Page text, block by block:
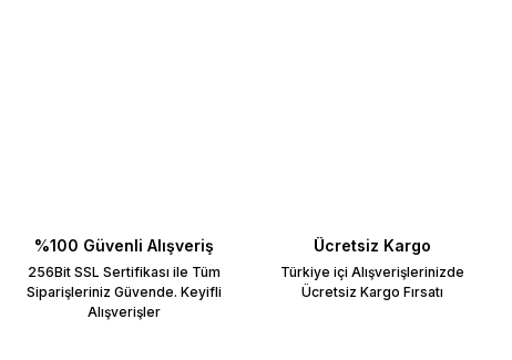
%100 Güvenli Alışveriş
256Bit SSL Sertifikası ile Tüm
Siparişleriniz Güvende. Keyifli
Alışverişler
Ücretsiz Kargo
Türkiye içi Alışverişlerinizde
Ücretsiz Kargo Fırsatı